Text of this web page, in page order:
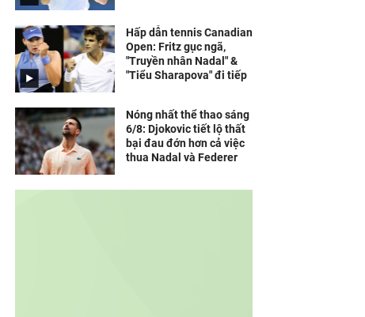
Hấp dẫn tennis Canadian
Open: Fritz gục ngã,
"Truyền nhân Nadal" &
"Tiểu Sharapova" đi tiếp
Nóng nhất thể thao sáng
6/8: Djokovic tiết lộ thất
bại đau đớn hơn cả việc
thua Nadal và Federer